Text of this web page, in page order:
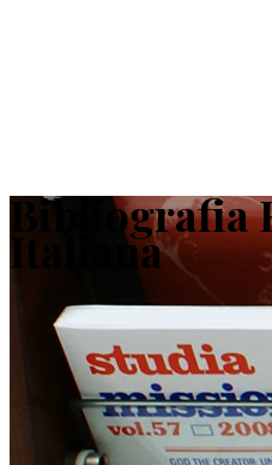
Bibliografia
Italiana